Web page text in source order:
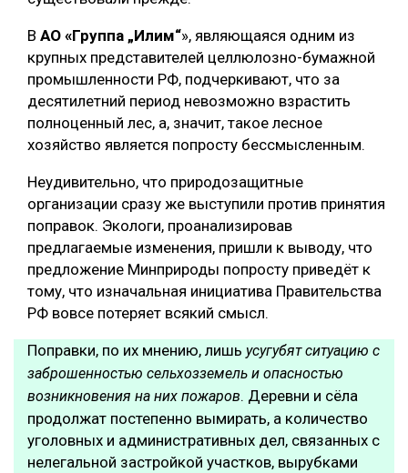
В АО «Группа „Илим“», являющаяся одним из
крупных представителей целлюлозно-бумажной
промышленности РФ, подчеркивают, что за
десятилетний период невозможно взрастить
полноценный лес, а, значит, такое лесное
хозяйство является попросту бессмысленным.
Неудивительно, что природозащитные
организации сразу же выступили против принятия
поправок. Экологи, проанализировав
предлагаемые изменения, пришли к выводу, что
предложение Минприроды попросту приведёт к
тому, что изначальная инициатива Правительства
РФ вовсе потеряет всякий смысл.
Поправки, по их мнению, лишь усугубят ситуацию с
заброшенностью сельхозземель и опасностью
возникновения на них пожаров. Деревни и сёла
продолжат постепенно вымирать, а количество
уголовных и административных дел, связанных с
нелегальной застройкой участков, вырубками